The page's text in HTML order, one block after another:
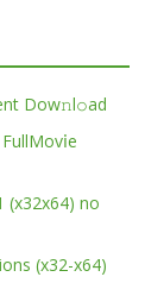
Dow𝚗l𝚘аd
(x32x64) no
(x32-x64)